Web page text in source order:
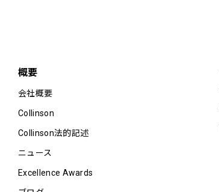
概要
会社概要
Collinson
Collinson法的記述
ニュース
Excellence Awards